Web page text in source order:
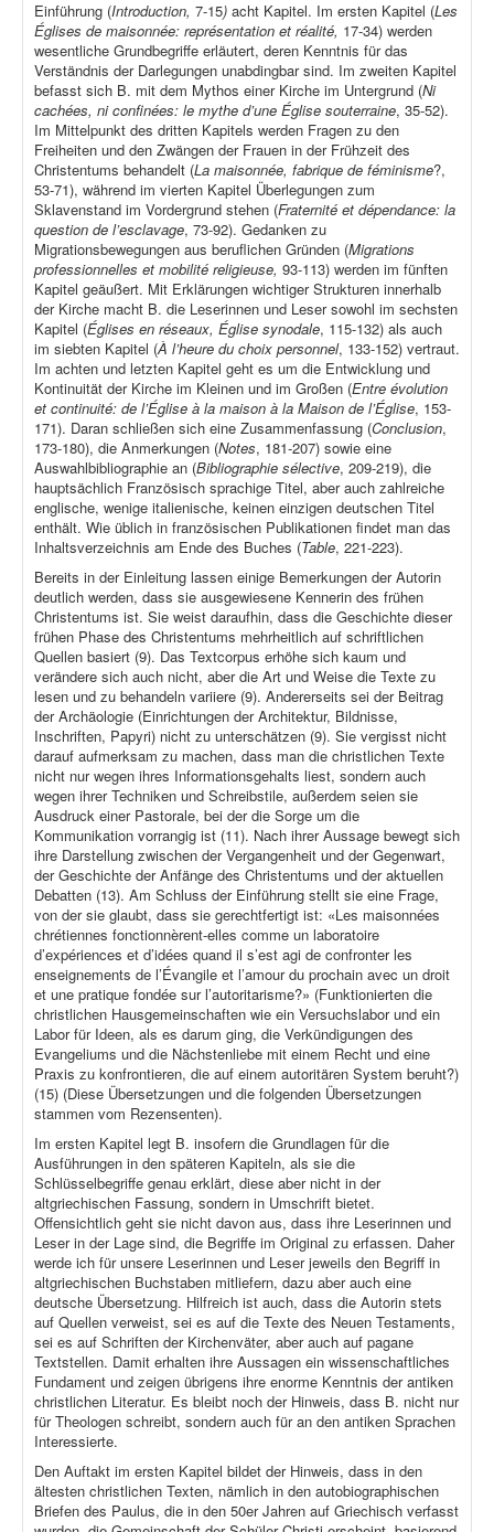
Einführung (Introduction, 7-15) acht Kapitel. Im ersten Kapitel (Les
Églises de maisonnée: représentation et réalité, 17-34) werden
wesentliche Grundbegriffe erläutert, deren Kenntnis für das
Verständnis der Darlegungen unabdingbar sind. Im zweiten Kapitel
befasst sich B. mit dem Mythos einer Kirche im Untergrund (Ni
cachées, ni confinées: le mythe d’une Église souterraine, 35-52).
Im Mittelpunkt des dritten Kapitels werden Fragen zu den
Freiheiten und den Zwängen der Frauen in der Frühzeit des
Christentums behandelt (La maisonnée, fabrique de féminisme?,
53-71), während im vierten Kapitel Überlegungen zum
Sklavenstand im Vordergrund stehen (Fraternité et dépendance: la
question de l’esclavage, 73-92). Gedanken zu
Migrationsbewegungen aus beruflichen Gründen (Migrations
professionnelles et mobilité religieuse, 93-113) werden im fünften
Kapitel geäußert. Mit Erklärungen wichtiger Strukturen innerhalb
der Kirche macht B. die Leserinnen und Leser sowohl im sechsten
Kapitel (Églises en réseaux, Église synodale, 115-132) als auch
im siebten Kapitel (À l’heure du choix personnel, 133-152) vertraut.
Im achten und letzten Kapitel geht es um die Entwicklung und
Kontinuität der Kirche im Kleinen und im Großen (Entre évolution
et continuité: de l’Église à la maison à la Maison de l’Église, 153-
171). Daran schließen sich eine Zusammenfassung (Conclusion,
173-180), die Anmerkungen (Notes, 181-207) sowie eine
Auswahlbibliographie an (Bibliographie sélective, 209-219), die
hauptsächlich Französisch sprachige Titel, aber auch zahlreiche
englische, wenige italienische, keinen einzigen deutschen Titel
enthält. Wie üblich in französischen Publikationen findet man das
Inhaltsverzeichnis am Ende des Buches (Table, 221-223).
Bereits in der Einleitung lassen einige Bemerkungen der Autorin
deutlich werden, dass sie ausgewiesene Kennerin des frühen
Christentums ist. Sie weist daraufhin, dass die Geschichte dieser
frühen Phase des Christentums mehrheitlich auf schriftlichen
Quellen basiert (9). Das Textcorpus erhöhe sich kaum und
verändere sich auch nicht, aber die Art und Weise die Texte zu
lesen und zu behandeln variiere (9). Andererseits sei der Beitrag
der Archäologie (Einrichtungen der Architektur, Bildnisse,
Inschriften, Papyri) nicht zu unterschätzen (9). Sie vergisst nicht
darauf aufmerksam zu machen, dass man die christlichen Texte
nicht nur wegen ihres Informationsgehalts liest, sondern auch
wegen ihrer Techniken und Schreibstile, außerdem seien sie
Ausdruck einer Pastorale, bei der die Sorge um die
Kommunikation vorrangig ist (11). Nach ihrer Aussage bewegt sich
ihre Darstellung zwischen der Vergangenheit und der Gegenwart,
der Geschichte der Anfänge des Christentums und der aktuellen
Debatten (13). Am Schluss der Einführung stellt sie eine Frage,
von der sie glaubt, dass sie gerechtfertigt ist: «Les maisonnées
chrétiennes fonctionnèrent-elles comme un laboratoire
d’expériences et d’idées quand il s’est agi de confronter les
enseignements de l’Évangile et l’amour du prochain avec un droit
et une pratique fondée sur l’autoritarisme?» (Funktionierten die
christlichen Hausgemeinschaften wie ein Versuchslabor und ein
Labor für Ideen, als es darum ging, die Verkündigungen des
Evangeliums und die Nächstenliebe mit einem Recht und eine
Praxis zu konfrontieren, die auf einem autoritären System beruht?)
(15) (Diese Übersetzungen und die folgenden Übersetzungen
stammen vom Rezensenten).
Im ersten Kapitel legt B. insofern die Grundlagen für die
Ausführungen in den späteren Kapiteln, als sie die
Schlüsselbegriffe genau erklärt, diese aber nicht in der
altgriechischen Fassung, sondern in Umschrift bietet.
Offensichtlich geht sie nicht davon aus, dass ihre Leserinnen und
Leser in der Lage sind, die Begriffe im Original zu erfassen. Daher
werde ich für unsere Leserinnen und Leser jeweils den Begriff in
altgriechischen Buchstaben mitliefern, dazu aber auch eine
deutsche Übersetzung. Hilfreich ist auch, dass die Autorin stets
auf Quellen verweist, sei es auf die Texte des Neuen Testaments,
sei es auf Schriften der Kirchenväter, aber auch auf pagane
Textstellen. Damit erhalten ihre Aussagen ein wissenschaftliches
Fundament und zeigen übrigens ihre enorme Kenntnis der antiken
christlichen Literatur. Es bleibt noch der Hinweis, dass B. nicht nur
für Theologen schreibt, sondern auch für an den antiken Sprachen
Interessierte.
Den Auftakt im ersten Kapitel bildet der Hinweis, dass in den
ältesten christlichen Texten, nämlich in den autobiographischen
Briefen des Paulus, die in den 50er Jahren auf Griechisch verfasst